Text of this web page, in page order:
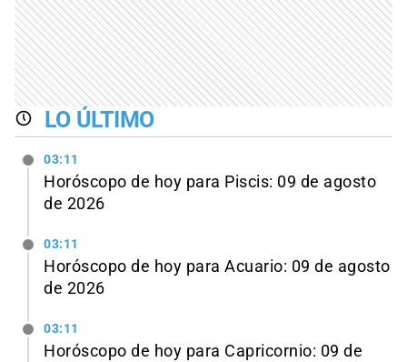
LO ÚLTIMO
03:11
Horóscopo de hoy para Piscis: 09 de agosto
de 2026
03:11
Horóscopo de hoy para Acuario: 09 de agosto
de 2026
03:11
Horóscopo de hoy para Capricornio: 09 de